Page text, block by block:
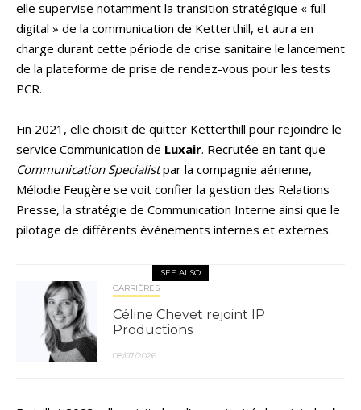
elle supervise notamment la transition stratégique « full
digital » de la communication de Ketterthill, et aura en
charge durant cette période de crise sanitaire le lancement
de la plateforme de prise de rendez-vous pour les tests
PCR.
Fin 2021, elle choisit de quitter Ketterthill pour rejoindre le
service Communication de Luxair. Recrutée en tant que
Communication Specialistpar la compagnie aérienne,
Mélodie Feugère se voit confier la gestion des Relations
Presse, la stratégie de Communication Interne ainsi que le
pilotage de différents événements internes et externes.
SEE ALSO
CARRIÈRES
Céline Chevet rejoint IP
Productions
08/07/2026